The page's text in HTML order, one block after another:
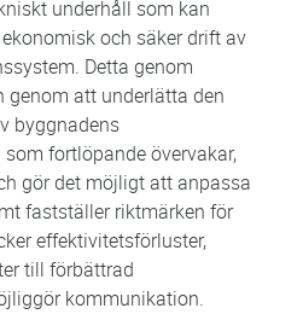
underhåll som kan
och säker drift av
Detta genom
att underlätta den
byggnadens
fortlöpande övervakar,
gör det möjligt att anpassa
fastställer riktmärken för
effektivitetsförluster,
till förbättrad
kommunikation.